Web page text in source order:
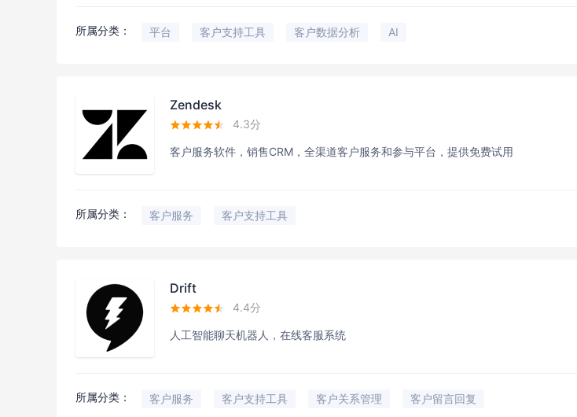
所属分类： 平台 客户支持工具 客户数据分析 AI
Zendesk
 4.3分
客户服务软件，销售CRM，全渠道客户服务和参与平台，提供免费试用
所属分类： 客户服务 客户支持工具
Drift
 4.4分
人工智能聊天机器人，在线客服系统
所属分类： 客户服务 客户支持工具 客户关系管理 客户留言回复